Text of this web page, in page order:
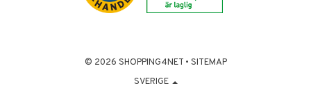
© 2026 SHOPPING4NET • SITEMAP
SVERIGE